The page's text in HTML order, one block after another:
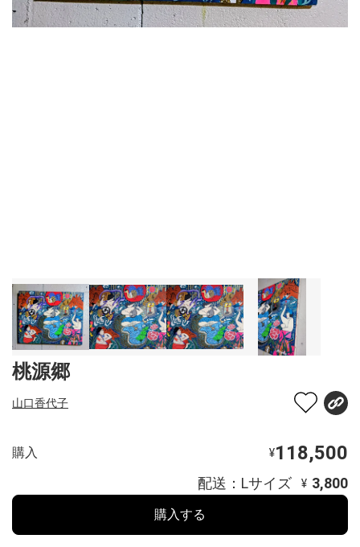
桃源郷
山口香代子
購入 ¥118,500
配送：Lサイズ ¥ 3,800
購入する